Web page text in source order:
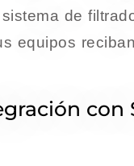
de
equipos